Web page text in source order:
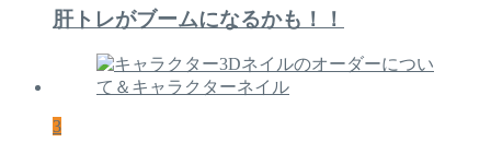
肝トレがブームになるかも！！
3